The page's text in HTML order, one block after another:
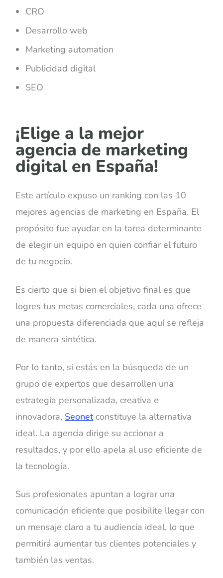
CRO
Desarrollo web
Marketing automation
Publicidad digital
SEO
¡Elige a la mejor
agencia de marketing
digital en España!
Este artículo expuso un ranking con las 10
mejores agencias de marketing en España. El
propósito fue ayudar en la tarea determinante
de elegir un equipo en quien confiar el futuro
de tu negocio.
Es cierto que si bien el objetivo final es que
logres tus metas comerciales, cada una ofrece
una propuesta diferenciada que aquí se refleja
de manera sintética.
Por lo tanto, si estás en la búsqueda de un
grupo de expertos que desarrollen una
estrategia personalizada, creativa e
innovadora, Seonetconstituye la alternativa
ideal. La agencia dirige su accionar a
resultados, y por ello apela al uso eficiente de
la tecnología.
Sus profesionales apuntan a lograr una
comunicación eficiente que posibilite llegar con
un mensaje claro a tu audiencia ideal, lo que
permitirá aumentar tus clientes potenciales y
también las ventas.